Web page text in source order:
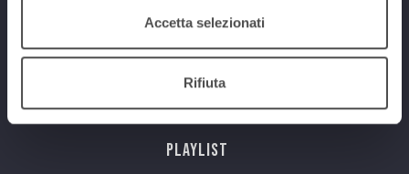
Accetta selezionati
Rifiuta
Programmi
Streaming
Playlist